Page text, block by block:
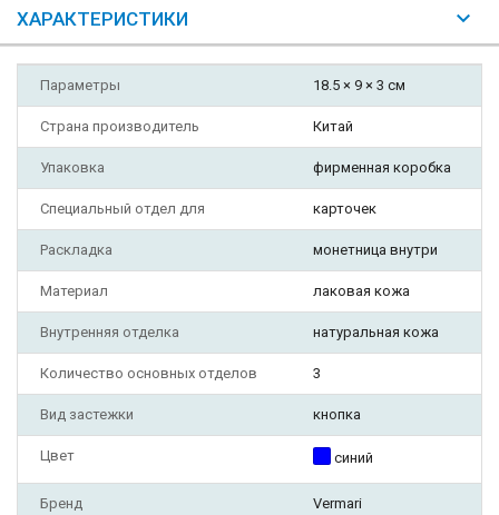
ХАРАКТЕРИСТИКИ
Параметры 18.5 × 9 × 3 см
Страна производитель Китай
Упаковка фирменная коробка
Специальный отдел для карточек
Раскладка монетница внутри
Материал лаковая кожа
Внутренняя отделка натуральная кожа
Количество основных отделов 3
Вид застежки кнопка
Цвет синий
Бренд Vermari